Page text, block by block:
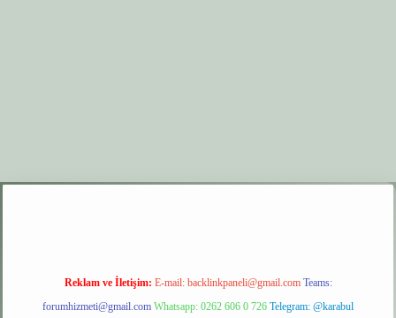
elexbet giriş
Reklam ve İletişim: E-mail: backlinkpaneli@gmail.com Teams:
forumhizmeti@gmail.com Whatsapp: 0262 606 0 726 Telegram: @karabul